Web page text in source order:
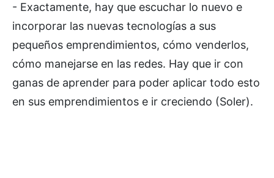
- Exactamente, hay que escuchar lo nuevo e
incorporar las nuevas tecnologías a sus
pequeños emprendimientos, cómo venderlos,
cómo manejarse en las redes. Hay que ir con
ganas de aprender para poder aplicar todo esto
en sus emprendimientos e ir creciendo (Soler).